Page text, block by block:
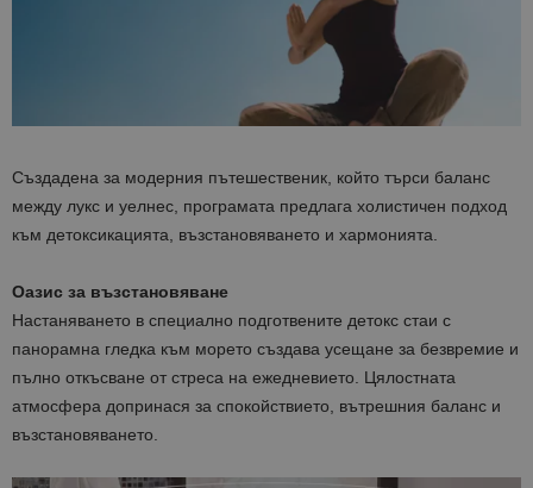
Създадена за модерния пътешественик, който търси баланс
между лукс и уелнес, програмата предлага холистичен подход
към детоксикацията, възстановяването и хармонията.
Оазис за възстановяване
Настаняването в специално подготвените детокс стаи с
панорамна гледка към морето създава усещане за безвремие и
пълно откъсване от стреса на ежедневието. Цялостната
атмосфера допринася за спокойствието, вътрешния баланс и
възстановяването.